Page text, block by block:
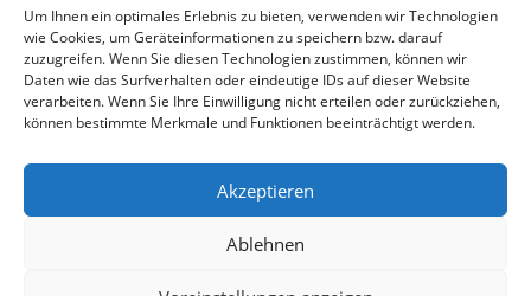
Um Ihnen ein optimales Erlebnis zu bieten, verwenden wir Technologien
wie Cookies, um Geräteinformationen zu speichern bzw. darauf
zuzugreifen. Wenn Sie diesen Technologien zustimmen, können wir
Daten wie das Surfverhalten oder eindeutige IDs auf dieser Website
verarbeiten. Wenn Sie Ihre Einwilligung nicht erteilen oder zurückziehen,
können bestimmte Merkmale und Funktionen beeinträchtigt werden.
Akzeptieren
Ablehnen
Versand
Zahlung
Baumann Modellspielwaren
Telefon (0 91 61) 33 84